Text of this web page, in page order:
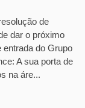
de
dar o próximo
do Grupo
A sua porta de
na áre...